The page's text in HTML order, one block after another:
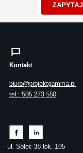
Kontakt
biuro@projektgamma.pl
tel.: 505 273 550
ul. Solec 38 lok. 105